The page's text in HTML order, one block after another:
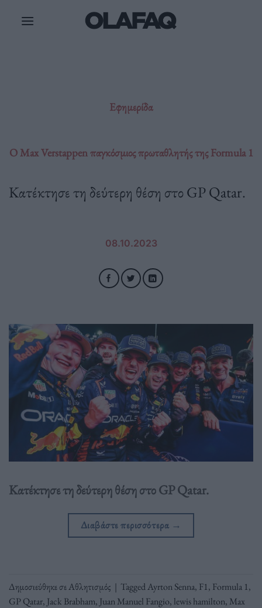
Εφημερίδα
O Max Verstappen παγκόσμιος πρωταθλητής της Formula 1
Κατέκτησε τη δεύτερη θέση στο GP Qatar.
08.10.2023
Κατέκτησε τη δεύτερη θέση στο GP Qatar.
Διαβάστε περισσότερα →
Δημοσιεύθηκε σεΑθλητισμός | TaggedAyrton Senna, F1, Formula 1,
GP Qatar, Jack Brabham, Juan Manuel Fangio, lewis hamilton, Max